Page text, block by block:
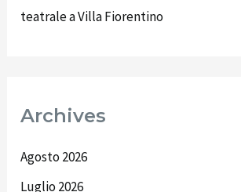
teatrale a Villa Fiorentino
Archives
Agosto 2026
Luglio 2026